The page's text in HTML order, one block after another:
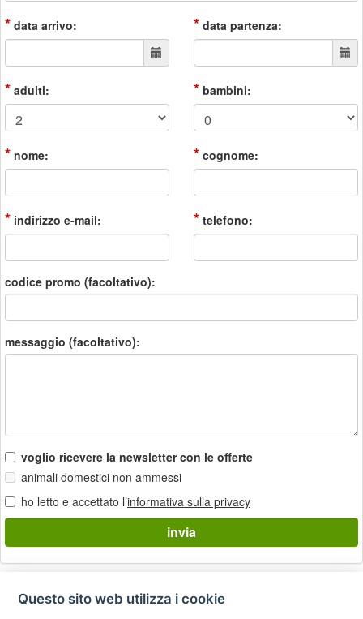
* data arrivo: * data partenza:
* adulti: * bambini:
* nome: * cognome:
* indirizzo e-mail: * telefono:
codice promo (facoltativo):
messaggio (facoltativo):
voglio ricevere la newsletter con le offerte
animali domestici non ammessi
ho letto e accettato l’informativa sulla privacy
Privacy
Avviso
Questo sito web utilizza i cookie